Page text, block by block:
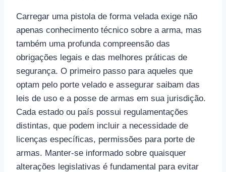
Carregar uma pistola de forma velada exige não
apenas conhecimento técnico sobre a arma, mas
também uma profunda compreensão das
obrigações legais e das melhores práticas de
segurança. O primeiro passo para aqueles que
optam pelo porte velado e assegurar saibam das
leis de uso e a posse de armas em sua jurisdição.
Cada estado ou país possui regulamentações
distintas, que podem incluir a necessidade de
licenças específicas, permissões para porte de
armas. Manter-se informado sobre quaisquer
alterações legislativas é fundamental para evitar